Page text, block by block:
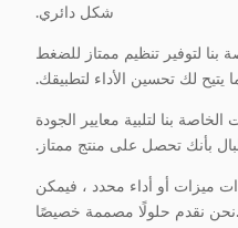
شكل دائري.
لتوفير تنظيم ممتاز للضغط
يتيح لك تحسين الأداء لتطبيقك.
بنا لتلبية معايير الجودة
ميزات أو أداء محدد ، فيمكن
نقدم حلولًا مصممة خصيصًا